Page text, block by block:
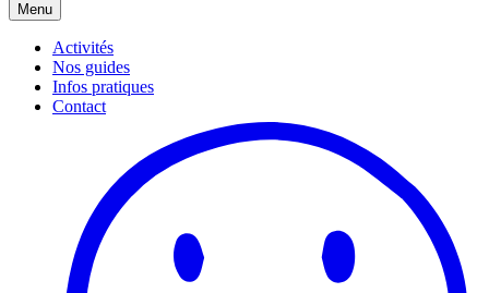
Menu
Activités
Nos guides
Infos pratiques
Contact